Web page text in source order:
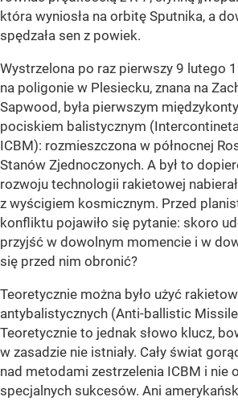
która wyniosła na orbitę Sputnika, a
spędzała sen z powiek.
Wystrzelona po raz pierwszy 9 lutego
na poligonie w Plesiecku, znana na
Sapwood, była pierwszym
pociskiem balistycznym
ICBM): rozmieszczona w północnej
Stanów Zjednoczonych. A był to
rozwoju technologii rakietowej
z wyścigiem kosmicznym. Przed
konfliktu pojawiło się pytanie: skoro
przyjść w dowolnym momencie i w
się przed nim obronić?
Teoretycznie można było użyć
antybalistycznych (Anti-ballistic
Teoretycznie to jednak słowo klucz,
w zasadzie nie istniały. Cały świat
nad metodami zestrzelenia ICBM i nie
specjalnych sukcesów. Ani